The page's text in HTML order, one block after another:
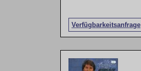
Verfügbarkeitsanfrage